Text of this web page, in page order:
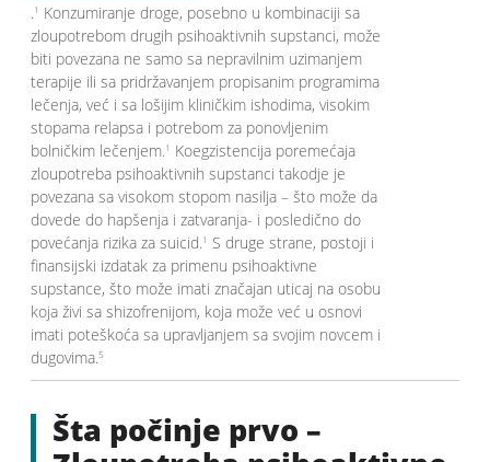
.1
Konzumiranje droge, posebno u kombinaciji sa
zloupotrebom drugih psihoaktivnih supstanci, može
biti povezana ne samo sa nepravilnim uzimanjem
terapije ili sa pridržavanjem propisanim programima
lečenja, već i sa lošijim kliničkim ishodima, visokim
stopama relapsa i potrebom za ponovljenim
bolničkim lečenjem.1
Koegzistencija poremećaja
zloupotreba psihoaktivnih supstanci takodje je
povezana sa visokom stopom nasilja – što može da
dovede do hapšenja i zatvaranja- i posledično do
povećanja rizika za suicid.1
S druge strane, postoji i
finansijski izdatak za primenu psihoaktivne
supstance, što može imati značajan uticaj na osobu
koja živi sa shizofrenijom, koja može već u osnovi
imati poteškoća sa upravljanjem sa svojim novcem i
dugovima.5
Šta počinje prvo –